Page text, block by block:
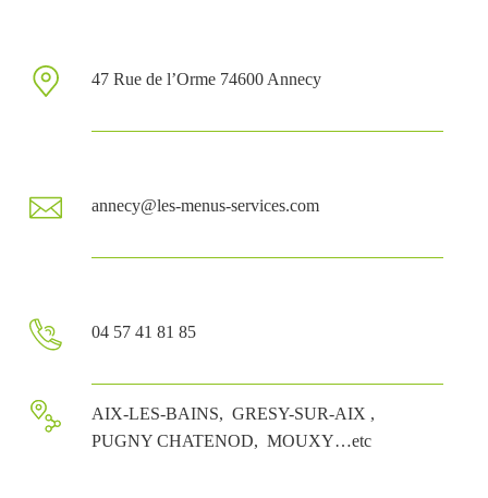
47 Rue de l’Orme 74600 Annecy
annecy@les-menus-services.com
04 57 41 81 85
AIX-LES-BAINS, GRESY-SUR-AIX ,
PUGNY CHATENOD, MOUXY…etc